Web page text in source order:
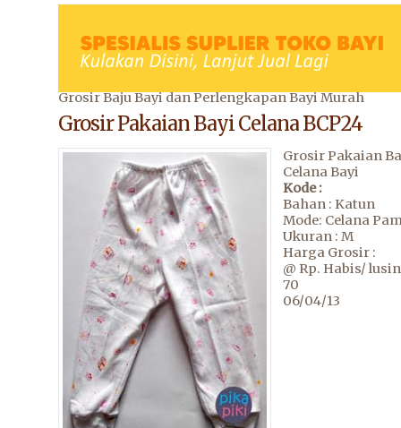
Grosir Baju Bayi dan Perlengkapan Bayi Murah
Grosir Pakaian Bayi Celana BCP24
Grosir Pakaian
Celana Bayi
Kode :
Bahan : Katun
Mode: Celana
Ukuran : M
Harga Grosir :
@ Rp. Habis/ lusin
70
06/04/13